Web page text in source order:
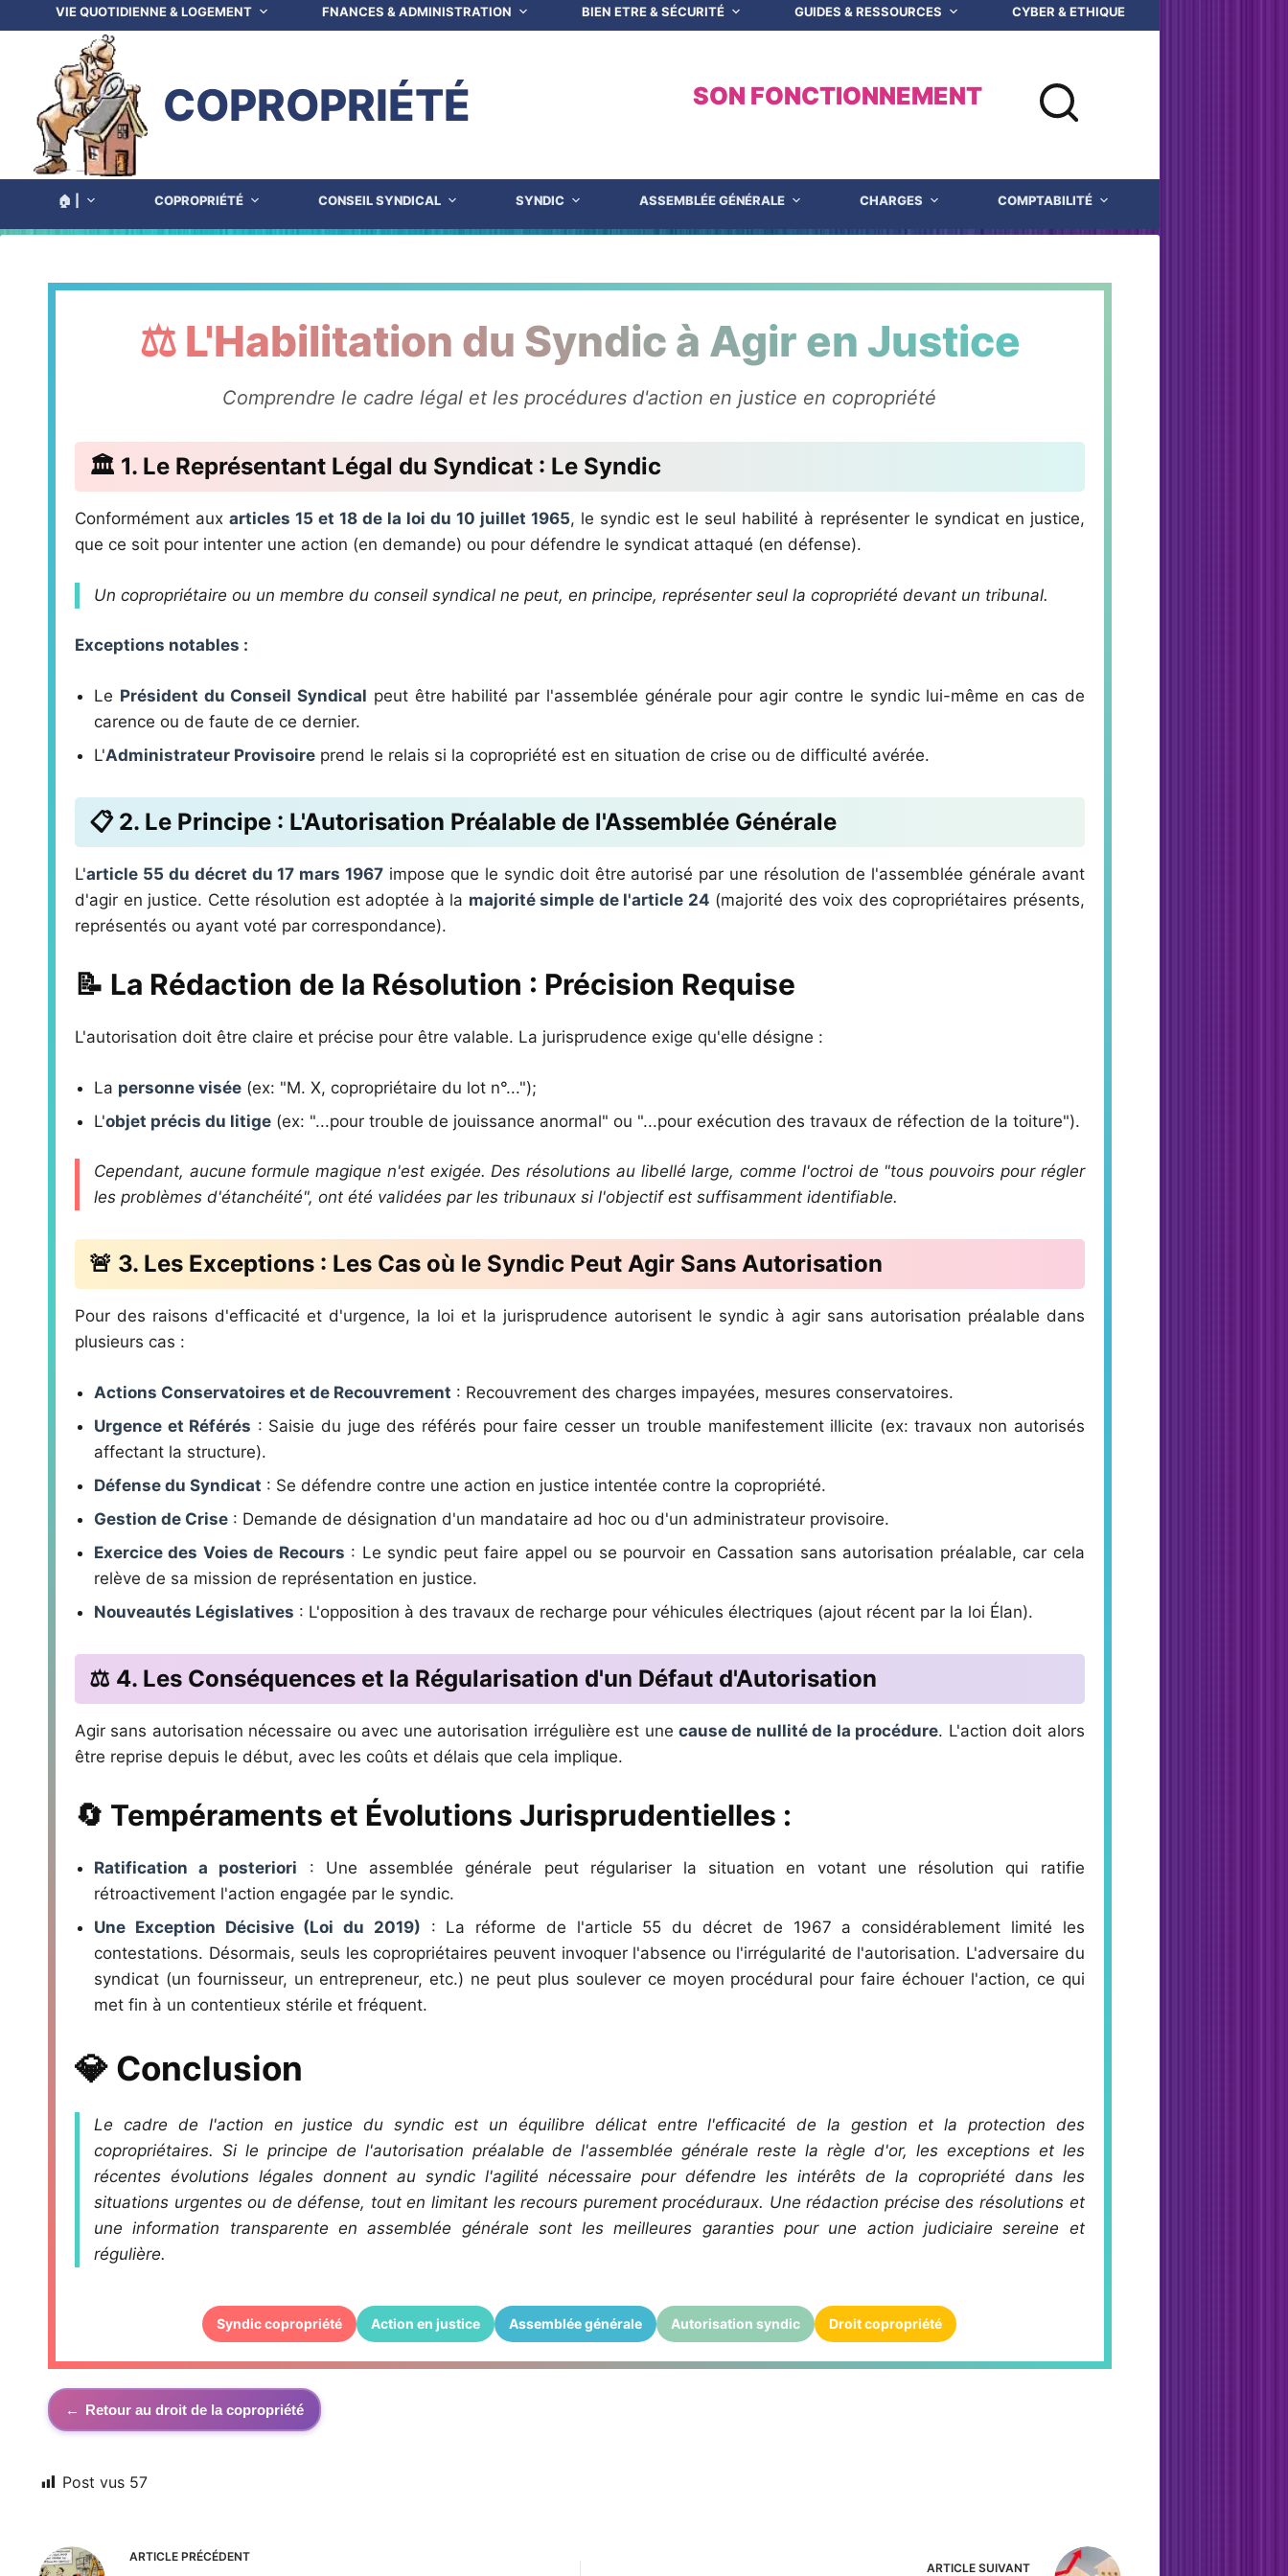
VIE QUOTIDIENNE & LOGEMENT FNANCES & ADMINISTRATION BIEN ETRE & SÉCURITÉ GUIDES & RESSOURCES CYBER & ETHIQUE NUMERIQUE
COPROPRIÉTÉ SON FONCTIONNEMENT
🏠 | COPROPRIÉTÉ CONSEIL SYNDICAL SYNDIC ASSEMBLÉE GÉNÉRALE CHARGES COMPTABILITÉ
⚖️ L'Habilitation du Syndic à Agir en Justice
Comprendre le cadre légal et les procédures d'action en justice en copropriété
🏛️ 1. Le Représentant Légal du Syndicat : Le Syndic
Conformément auxarticles 15 et 18 de la loi du 10 juillet 1965, le syndic est le seul habilité à représenter le syndicat en justice,
que ce soit pour intenter une action (en demande) ou pour défendre le syndicat attaqué (en défense).
Un copropriétaire ou un membre du conseil syndical ne peut, en principe, représenter seul la copropriété devant un tribunal.
Exceptions notables :
Le Président du Conseil Syndical peut être habilité par l'assemblée générale pour agir contre le syndic lui-même en cas de
carence ou de faute de ce dernier.
L'Administrateur Provisoire prend le relais si la copropriété est en situation de crise ou de difficulté avérée.
📋 2. Le Principe : L'Autorisation Préalable de l'Assemblée Générale
L'article 55 du décret du 17 mars 1967 impose que le syndic doit être autorisé par une résolution de l'assemblée générale avant
d'agir en justice. Cette résolution est adoptée à la majorité simple de l'article 24 (majorité des voix des copropriétaires présents,
représentés ou ayant voté par correspondance).
📝 La Rédaction de la Résolution : Précision Requise
L'autorisation doit être claire et précise pour être valable. La jurisprudence exige qu'elle désigne :
La personne visée (ex: "M. X, copropriétaire du lot n°...");
L'objet précis du litige (ex: "...pour trouble de jouissance anormal" ou "...pour exécution des travaux de réfection de la toiture").
Cependant, aucune formule magique n'est exigée. Des résolutions au libellé large, comme l'octroi de "tous pouvoirs pour régler
les problèmes d'étanchéité", ont été validées par les tribunaux si l'objectif est suffisamment identifiable.
🚨 3. Les Exceptions : Les Cas où le Syndic Peut Agir Sans Autorisation
Pour des raisons d'efficacité et d'urgence, la loi et la jurisprudence autorisent le syndic à agir sans autorisation préalable dans
plusieurs cas :
Actions Conservatoires et de Recouvrement : Recouvrement des charges impayées, mesures conservatoires.
Urgence et Référés : Saisie du juge des référés pour faire cesser un trouble manifestement illicite (ex: travaux non autorisés
affectant la structure).
Défense du Syndicat : Se défendre contre une action en justice intentée contre la copropriété.
Gestion de Crise : Demande de désignation d'un mandataire ad hoc ou d'un administrateur provisoire.
Exercice des Voies de Recours : Le syndic peut faire appel ou se pourvoir en Cassation sans autorisation préalable, car cela
relève de sa mission de représentation en justice.
Nouveautés Législatives : L'opposition à des travaux de recharge pour véhicules électriques (ajout récent par la loi Élan).
⚖️ 4. Les Conséquences et la Régularisation d'un Défaut d'Autorisation
Agir sans autorisation nécessaire ou avec une autorisation irrégulière est une cause de nullité de la procédure. L'action doit alors
être reprise depuis le début, avec les coûts et délais que cela implique.
🔄 Tempéraments et Évolutions Jurisprudentielles :
Ratification a posteriori : Une assemblée générale peut régulariser la situation en votant une résolution qui ratifie
rétroactivement l'action engagée par le syndic.
Une Exception Décisive (Loi du 2019) : La réforme de l'article 55 du décret de 1967 a considérablement limité les
contestations. Désormais, seuls les copropriétaires peuvent invoquer l'absence ou l'irrégularité de l'autorisation. L'adversaire du
syndicat (un fournisseur, un entrepreneur, etc.) ne peut plus soulever ce moyen procédural pour faire échouer l'action, ce qui
met fin à un contentieux stérile et fréquent.
💎 Conclusion
Le cadre de l'action en justice du syndic est un équilibre délicat entre l'efficacité de la gestion et la protection des
copropriétaires. Si le principe de l'autorisation préalable de l'assemblée générale reste la règle d'or, les exceptions et les
récentes évolutions légales donnent au syndic l'agilité nécessaire pour défendre les intérêts de la copropriété dans les
situations urgentes ou de défense, tout en limitant les recours purement procéduraux. Une rédaction précise des résolutions et
une information transparente en assemblée générale sont les meilleures garanties pour une action judiciaire sereine et
régulière.
Syndic copropriété Action en justice Assemblée générale Autorisation syndic Droit copropriété
← Retour au droit de la copropriété
Post vus 57
ARTICLE PRÉCÉDENT
ARTICLESUIVANT